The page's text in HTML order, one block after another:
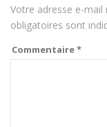
Votre adresse e-mail
obligatoires sont
Commentaire*